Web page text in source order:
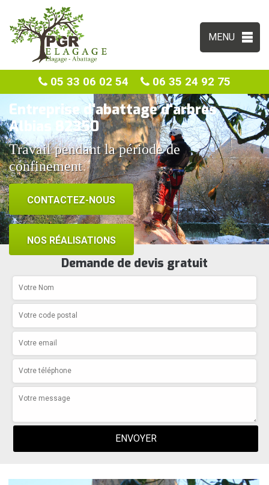
MENU
05 33 06 02 54 06 35 24 92 75
Entreprise d'abattage d'arbres
Albias 82350
Travail pendant la période de
confinement
CONTACTEZ-NOUS
NOS RÉALISATIONS
Demande de devis gratuit